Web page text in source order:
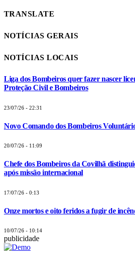
TRANSLATE
NOTÍCIAS GERAIS
NOTÍCIAS LOCAIS
Liga dos Bombeiros quer fazer nascer
Proteção Civil e Bombeiros
23/07/26 - 22:31
Novo Comando dos Bombeiros
20/07/26 - 11:09
Chefe dos Bombeiros da Covilhã
após missão internacional
17/07/26 - 0:13
Onze mortos e oito feridos a fugir de
10/07/26 - 10:14
publicidade